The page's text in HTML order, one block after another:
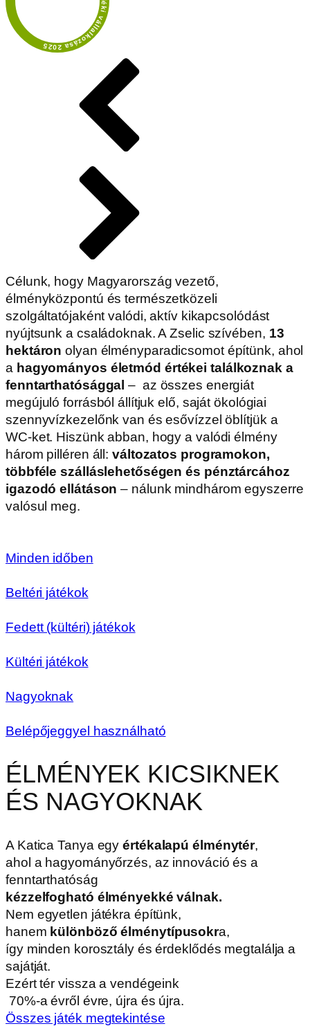
Célunk, hogy Magyarország vezető,
élményközpontú és természetközeli
szolgáltatójaként valódi, aktív kikapcsolódást
nyújtsunk a családoknak. A Zselic szívében, 13
hektáron olyan élményparadicsomot építünk, ahol
a hagyományos életmód értékei találkoznak a
fenntarthatósággal– az összes energiát
megújuló forrásból állítjuk elő, saját ökológiai
szennyvízkezelőnk van és esővízzel öblítjük a
WC-ket. Hiszünk abban, hogy a valódi élmény
három pilléren áll: változatos programokon,
többféle szálláslehetőségen és pénztárcához
igazodó ellátáson – nálunk mindhárom egyszerre
valósul meg.
Minden időben
Beltéri játékok
Fedett (kültéri) játékok
Kültéri játékok
Nagyoknak
Belépőjeggyel használható
ÉLMÉNYEK KICSIKNEK
ÉS NAGYOKNAK
A Katica Tanya egyértékalapú élménytér,
ahol a hagyományőrzés, az innováció és a
fenntarthatóság
kézzelfogható élményekké válnak.
Nem egyetlen játékra építünk,
hanem különböző élménytípusokra,
így minden korosztály és érdeklődés megtalálja a
sajátját.
Ezért tér vissza a vendégeink
70%-a évről évre, újra és újra.
Összes játék megtekintése